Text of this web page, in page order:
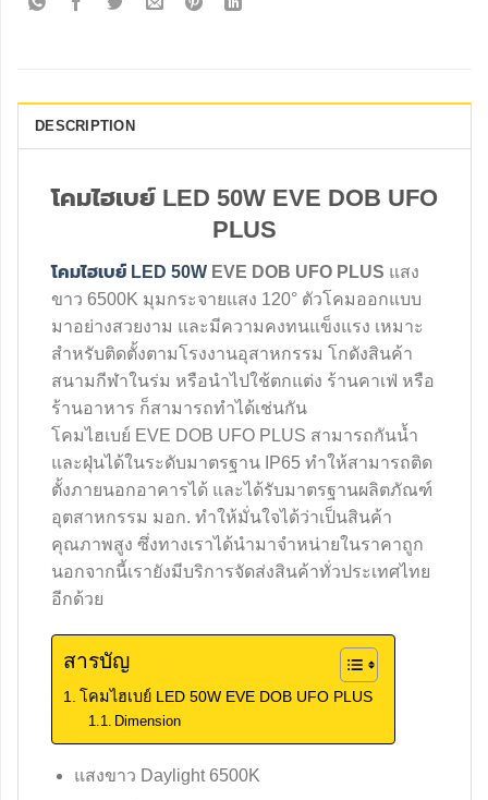
DESCRIPTION
โคมไฮเบย์ LED 50W EVE DOB UFO
PLUS
โคมไฮเบย์ LED 50W EVE DOB UFO PLUS แสง
ขาว 6500K มุมกระจายแสง 120° ตัวโคมออกแบบ
มาอย่างสวยงาม และมีความคงทนแข็งแรง เหมาะ
สำหรับติดตั้งตามโรงงานอุสาหกรรม โกดังสินค้า
สนามกีฬาในร่ม หรือนำไปใช้ตกแต่ง ร้านคาเฟ่ หรือ
ร้านอาหาร ก็สามารถทำได้เช่นกัน
โคมไฮเบย์ EVE DOB UFO PLUS สามารถกันน้ำ
และฝุ่นได้ในระดับมาตรฐาน IP65 ทำให้สามารถติด
ตั้งภายนอกอาคารได้ และได้รับมาตรฐานผลิตภัณฑ์
อุตสาหกรรม มอก. ทำให้มั่นใจได้ว่าเป็นสินค้า
คุณภาพสูง ซึ่งทางเราได้นำมาจำหน่ายในราคาถูก
นอกจากนี้เรายังมีบริการจัดส่งสินค้าทั่วประเทศไทย
อีกด้วย
สารบัญ
โคมไฮเบย์ LED 50W EVE DOB UFO PLUS
Dimension
แสงขาว Daylight 6500K